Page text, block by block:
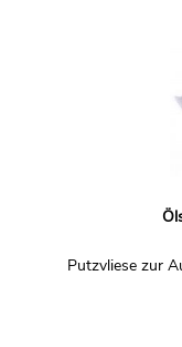
Putzvliese zur